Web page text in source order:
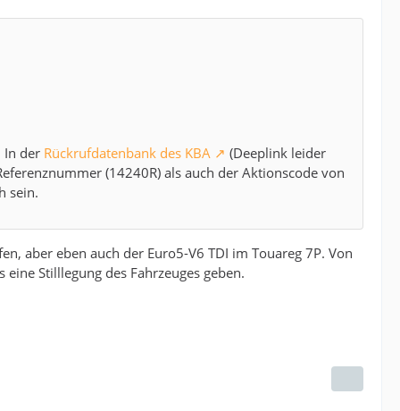
In der Rückrufdatenbank des KBA
(Deeplink leider
(14240R) als auch der Aktionscode von
sein.
aber eben auch der Euro5-V6 TDI im Touareg 7P. Von
Stilllegung des Fahrzeuges geben.